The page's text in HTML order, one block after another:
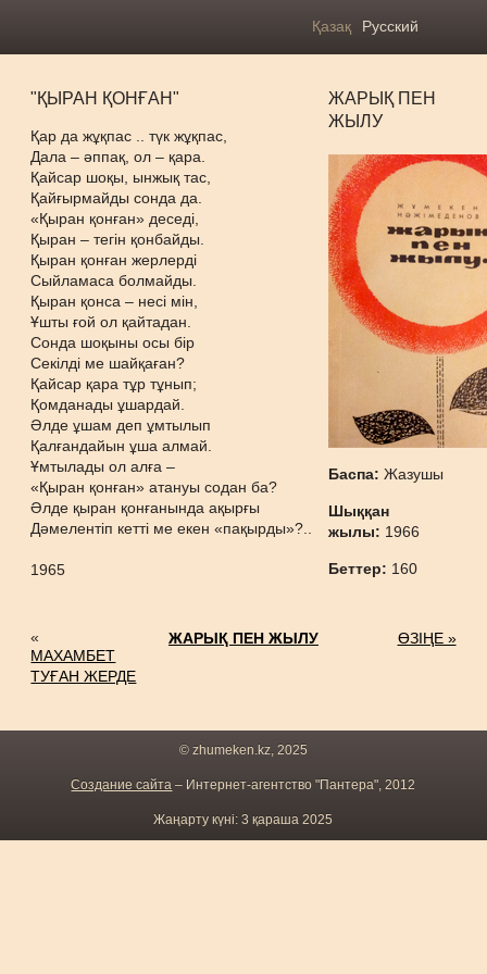
Қазақ Русский
"ҚЫРАН ҚОНҒАН"
Қар да жұқпас .. түк жұқпас,
Дала – әппақ, ол – қара.
Қайсар шоқы, ынжық тас,
Қайғырмайды сонда да.
«Қыран қонған» деседі,
Қыран – тегін қонбайды.
Қыран қонған жерлерді
Сыйламаса болмайды.
Қыран қонса – несі мін,
Ұшты ғой ол қайтадан.
Сонда шоқыны осы бір
Секілді ме шайқаған?
Қайсар қара тұр тұнып;
Қомданады ұшардай.
Әлде ұшам деп ұмтылып
Қалғандайын ұша алмай.
Ұмтылады ол алға –
«Қыран қонған» атануы содан ба?
Әлде қыран қонғанында ақырғы
Дәмелентіп кетті ме екен «пақырды»?..
1965
ЖАРЫҚ ПЕН
ЖЫЛУ
Баспа:Жазушы
Шыққан
жылы: 1966
Беттер: 160
«
МАХАМБЕТ
ТУҒАН ЖЕРДЕ
ЖАРЫҚ ПЕН ЖЫЛУ ӨЗІҢЕ »
© zhumeken.kz, 2025
Создание сайта – Интернет-агентство "Пантера", 2012
Жаңарту күні: 3 қараша 2025